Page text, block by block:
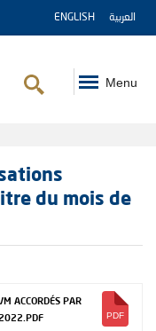
ENGLISH العربية
Menu
du mois de
ACCORDÉS PAR